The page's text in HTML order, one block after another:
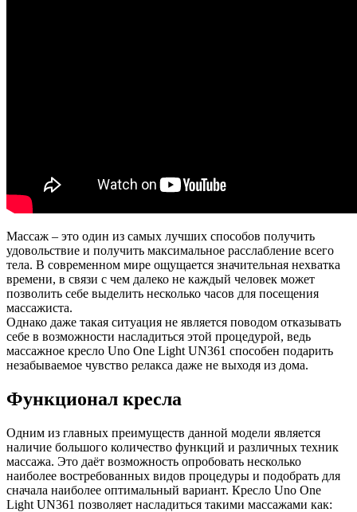
Массаж – это один из самых лучших способов получить
удовольствие и получить максимальное расслабление всего
тела. В современном мире ощущается значительная нехватка
времени, в связи с чем далеко не каждый человек может
позволить себе выделить несколько часов для посещения
массажиста.
Однако даже такая ситуация не является поводом отказывать
себе в возможности насладиться этой процедурой, ведь
массажное кресло Uno One Light UN361 способен подарить
незабываемое чувство релакса даже не выходя из дома.
Функционал кресла
Одним из главных преимуществ данной модели является
наличие большого количество функций и различных техник
массажа. Это даёт возможность опробовать несколько
наиболее востребованных видов процедуры и подобрать для
сначала наиболее оптимальный вариант. Кресло Uno One
Light UN361 позволяет насладиться такими массажами как: